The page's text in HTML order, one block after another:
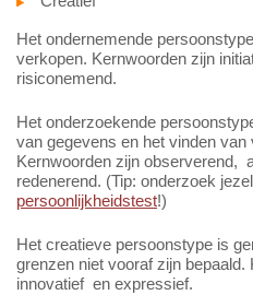
Het ondernemende
verkopen. Kernwoorden zijn
risiconemend.
Het onderzoekende
van gegevens en het vinden
Kernwoorden zijn observerend,
redenerend. (Tip: onderzoek
persoonlijkheidstest!)
Het creatieve persoonstype is
grenzen niet vooraf zijn bepaald.
innovatief en expressief.